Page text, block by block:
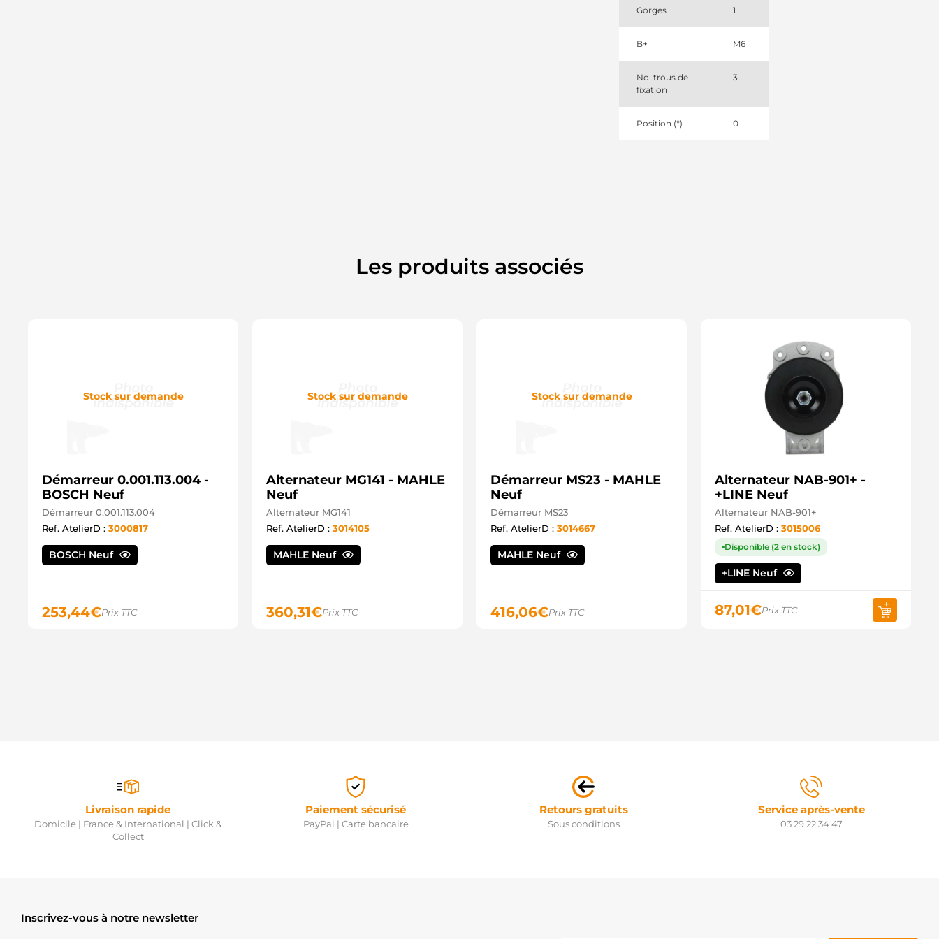
Gorges 1
B+ M6
No. trous de
fixation
3
Position (°) 0
Les produits associés
Stock sur demande
Démarreur 0.001.113.004 -
BOSCH Neuf
Démarreur 0.001.113.004
Ref. AtelierD : 3000817
BOSCH Neuf
253,44€Prix TTC
Stock sur demande
Alternateur MG141 - MAHLE
Neuf
Alternateur MG141
Ref. AtelierD : 3014105
MAHLE Neuf
360,31€Prix TTC
Stock sur demande
Démarreur MS23 - MAHLE
Neuf
Démarreur MS23
Ref. AtelierD : 3014667
MAHLE Neuf
416,06€Prix TTC
Alternateur NAB-901+ -
+LINE Neuf
Alternateur NAB-901+
Ref. AtelierD : 3015006
Disponible (2 en stock)
+LINE Neuf
87,01€Prix TTC
Livraison rapide
Domicile | France & International | Click &
Collect
Paiement sécurisé
PayPal | Carte bancaire
Retours gratuits
Sous conditions
Service après-vente
03 29 22 34 47
Inscrivez-vous à notre newsletter